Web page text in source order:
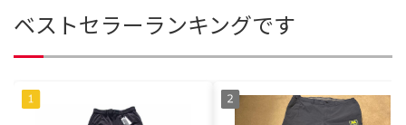
ベストセラーランキングです